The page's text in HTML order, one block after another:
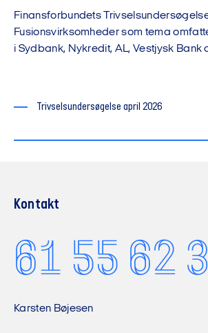
Finansforbundets
Fusionsvirksomheder som tema
i Sydbank, Nykredit, AL, Vestjysk Bank
Trivselsundersøgelse april 2026
Kontakt
61 55 62
Karsten Bøjesen